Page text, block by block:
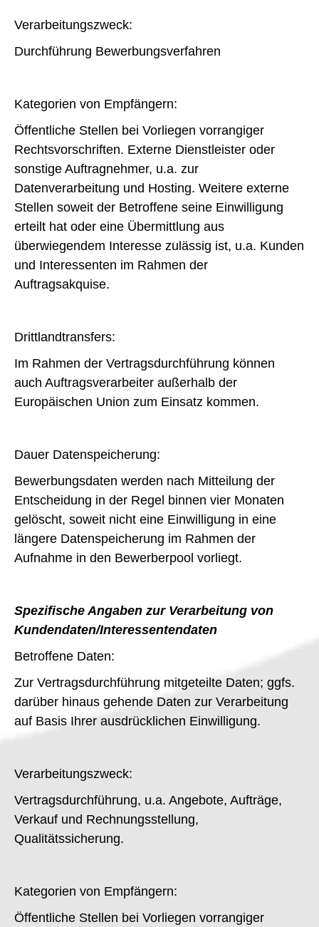
Verarbeitungszweck:
Durchführung Bewerbungsverfahren
Kategorien von Empfängern:
Öffentliche Stellen bei Vorliegen vorrangiger
Rechtsvorschriften. Externe Dienstleister oder
sonstige Auftragnehmer, u.a. zur
Datenverarbeitung und Hosting. Weitere externe
Stellen soweit der Betroffene seine Einwilligung
erteilt hat oder eine Übermittlung aus
überwiegendem Interesse zulässig ist, u.a. Kunden
und Interessenten im Rahmen der
Auftragsakquise.
Drittlandtransfers:
Im Rahmen der Vertragsdurchführung können
auch Auftragsverarbeiter außerhalb der
Europäischen Union zum Einsatz kommen.
Dauer Datenspeicherung:
Bewerbungsdaten werden nach Mitteilung der
Entscheidung in der Regel binnen vier Monaten
gelöscht, soweit nicht eine Einwilligung in eine
längere Datenspeicherung im Rahmen der
Aufnahme in den Bewerberpool vorliegt.
Spezifische Angaben zur Verarbeitung von
Kundendaten/Interessentendaten
Betroffene Daten:
Zur Vertragsdurchführung mitgeteilte Daten; ggfs.
darüber hinaus gehende Daten zur Verarbeitung
auf Basis Ihrer ausdrücklichen Einwilligung.
Verarbeitungszweck:
Vertragsdurchführung, u.a. Angebote, Aufträge,
Verkauf und Rechnungsstellung,
Qualitätssicherung.
Kategorien von Empfängern:
Öffentliche Stellen bei Vorliegen vorrangiger